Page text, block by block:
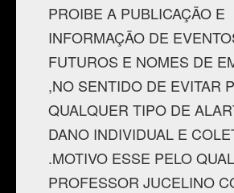
PROIBE A PUBLICAÇÃO E
INFORMAÇÃO DE
FUTUROS E NOMES DE
,NO SENTIDO DE EVITAR
QUALQUER TIPO DE
DANO INDIVIDUAL E
.MOTIVO ESSE PELO
PROFESSOR JUCELINO